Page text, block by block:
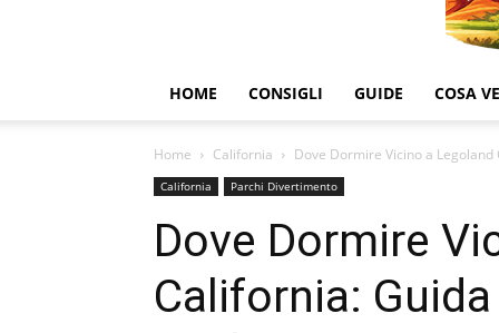
HOME CONSIGLI GUIDE COSA
Home California Dove Dormire Vicino a
California Parchi Divertimento
Dove Dormire
California: